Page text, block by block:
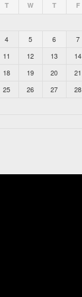
T W T F
4 5 6 7
11 12 13 14
18 19 20 21
25 26 27 28